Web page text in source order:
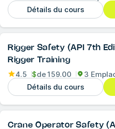
Détails du cours
Rigger Safety (API 7th
Rigger Training
4.5 $de159.00
3
Détails du cours
Crane Operator Safety